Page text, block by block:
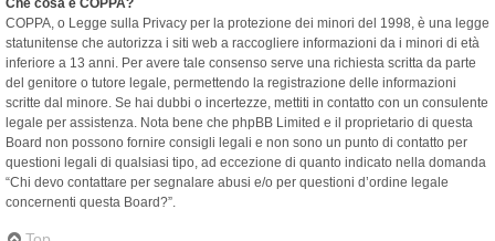
Che cosa è COPPA?
COPPA, o Legge sulla Privacy per la protezione dei minori del 1998, è una legge
statunitense che autorizza i siti web a raccogliere informazioni da i minori di età
inferiore a 13 anni. Per avere tale consenso serve una richiesta scritta da parte
del genitore o tutore legale, permettendo la registrazione delle informazioni
scritte dal minore. Se hai dubbi o incertezze, mettiti in contatto con un consulente
legale per assistenza. Nota bene che phpBB Limited e il proprietario di questa
Board non possono fornire consigli legali e non sono un punto di contatto per
questioni legali di qualsiasi tipo, ad eccezione di quanto indicato nella domanda
“Chi devo contattare per segnalare abusi e/o per questioni d’ordine legale
concernenti questa Board?”.